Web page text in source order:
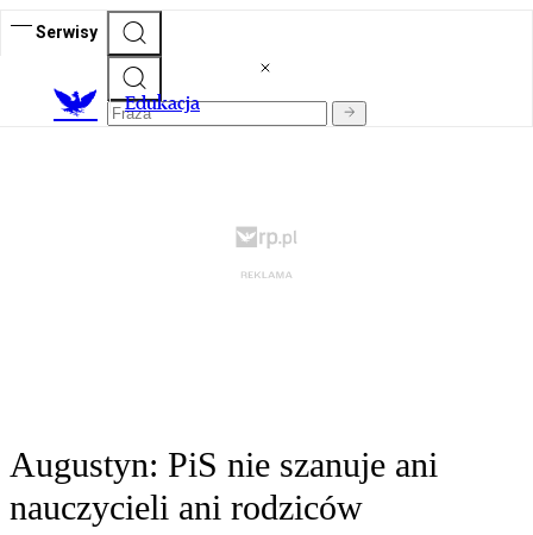
Serwisy
Edukacja
Augustyn: PiS nie szanuje ani
nauczycieli ani rodziców